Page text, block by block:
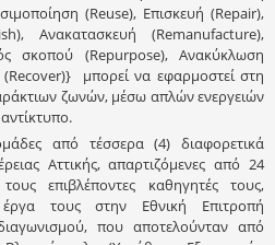
(Reuse), Επισκευή (Repair),
Ανακατασκευή (Remanufacture),
σκοπού (Repurpose), Ανακύκλωση
(Recover)} μπορεί να εφαρμοστεί στη
ζωνών, μέσω απλών ενεργειών
από τέσσερα (4) διαφορετικά
Αττικής, απαρτιζόμενες από 24
επιβλέποντες καθηγητές τους,
τους στην Εθνική Επιτροπή
που αποτελούνταν από